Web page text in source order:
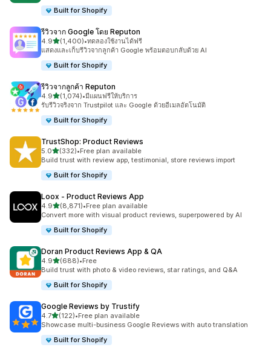
Built for Shopify
รีวิวจาก Google โดย Reputon
4.9เต็ม 5 ดาว
(1,400)
ทั้งหมด 1400 รีวิว
•ทดลองใช้งานได้ฟรี
แสดงและเก็บรีวิวจากลูกค้า Google พร้อมตอบกลับด้วย AI
Built for Shopify
รีวิวจากลูกค้า Reputon
4.9เต็ม 5 ดาว
(1,074)
ทั้งหมด 1074 รีวิว
•มีแผนฟรีให้บริการ
รับรีวิวจริงจาก Trustpilot และ Google ด้วยอีเมลอัตโนมัติ
Built for Shopify
TrustShop: Product Reviews
5.0เต็ม 5 ดาว
(332)
ทั้งหมด 332 รีวิว
•Free plan available
Build trust with review app, testimonial, store reviews import
Built for Shopify
Loox ‑ Product Reviews App
4.9เต็ม 5 ดาว
(8,871)
ทั้งหมด 8871 รีวิว
•Free plan available
Convert more with visual product reviews, superpowered by AI
Built for Shopify
Doran Product Reviews App & QA
4.9เต็ม 5 ดาว
(688)
ทั้งหมด 688 รีวิว
•Free
Build trust with photo & video reviews, star ratings, and Q&A
Built for Shopify
Google Reviews by Trustify
4.7เต็ม 5 ดาว
(122)
ทั้งหมด 122 รีวิว
•Free plan available
Showcase multi-business Google Reviews with auto translation
Built for Shopify